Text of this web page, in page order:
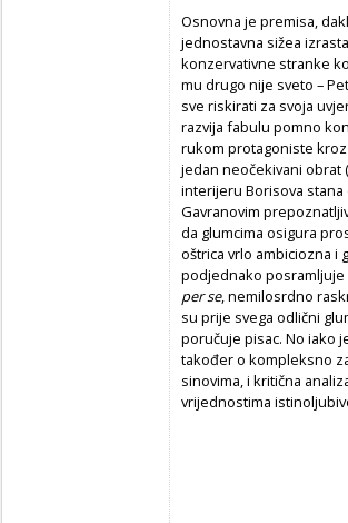
Osnovna je premisa,
jednostavna sižea
konzervativne stranke
mu drugo nije sveto –
sve riskirati za svoja
razvija fabulu pomno
rukom protagoniste
jedan neočekivani obrat
interijeru Borisova stana
Gavranovim
da glumcima osigura
oštrica vrlo ambiciozna i
podjednako posramljuje
per se,nemilosrdno
su prije svega odlični
poručuje pisac. No iako
također o kompleksno
sinovima, i kritična
vrijednostima